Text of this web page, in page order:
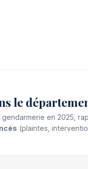
le
en 2025,
(plaintes,